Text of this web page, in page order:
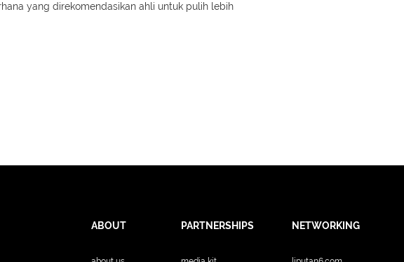
yang direkomendasikan ahli untuk pulih lebih
ABOUT PARTNERSHIPS NETWORKING